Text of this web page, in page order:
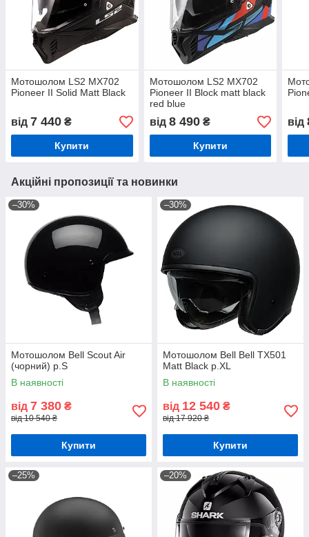
Мотошолом LS2 MX702
Pioneer II Solid Matt Black
від 7 440 ₴
Купити
Мотошолом LS2 MX702
Pioneer II Block matt black
red blue
від 8 490₴
Купити
від
Акційні пропозиції та новинки
–30%
Мотошолом Bell Scout Air
(чорний) р.S
В наявності
від 7 380 ₴
від 10 540 ₴
Купити
–30%
Мотошолом Bell Bell TX501
Matt Black р.XL
В наявності
від 12 540 ₴
від 17 920 ₴
Купити
–25% –20%